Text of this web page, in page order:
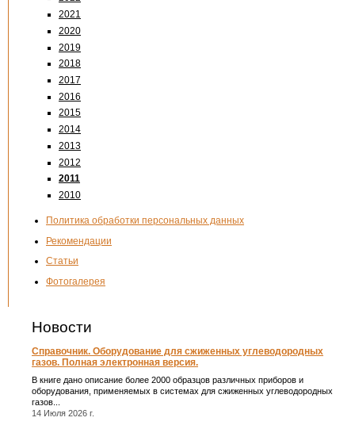
2021
2020
2019
2018
2017
2016
2015
2014
2013
2012
2011
2010
Политика обработки персональных данных
Рекомендации
Статьи
Фотогалерея
Новости
Справочник. Оборудование для сжиженных углеводородных
газов. Полная электронная версия.
В книге дано описание более 2000 образцов различных приборов и
оборудования, применяемых в системах для сжиженных углеводородных
газов...
14 Июля 2026 г.